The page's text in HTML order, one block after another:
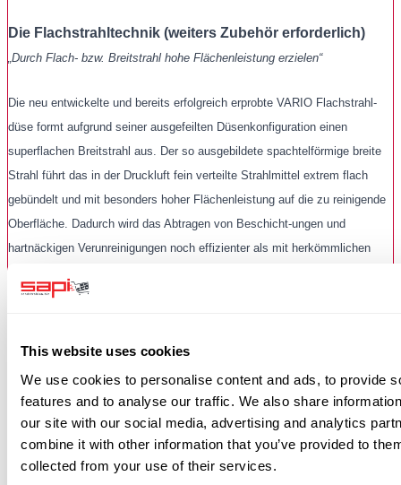
This website uses cookies
We use cookies to personalise content and ads, to provide
features and to analyse our traffic. We also share
our site with our social media, advertising and analytics
combine it with other information that you’ve provided to
collected from your use of their services.
Die Flachstrahltechnik (weiters Zubehör erforderlich)
„Durch Flach- bzw. Breitstrahl hohe Flächenleistung erzielen“
Die neu entwickelte und bereits erfolgreich erprobte VARIO Flachstrahl-
düse formt aufgrund seiner ausgefeilten Düsenkonfiguration einen
superflachen Breitstrahl aus. Der so ausgebildete spachtelförmige breite
Strahl führt das in der Druckluft fein verteilte Strahlmittel extrem flach
gebündelt und mit besonders hoher Flächenleistung auf die zu reinigende
Oberfläche. Dadurch wird das Abtragen von Beschicht-ungen und
hartnäckigen Verunreinigungen noch effizienter als mit herkömmlichen
von der Strahlkopfgröße. Durch die Variation der Strahlmittelkörnungen
Anwend-ungsspektrum eingesetzt werden. Die Flachstrahldüse kann
Hier wird als weitere Option die
Flachstrahldüse und ein zweiter
Gummring
benötigt, diese müssen extra bestellt werden (Aufpreispflichtig).